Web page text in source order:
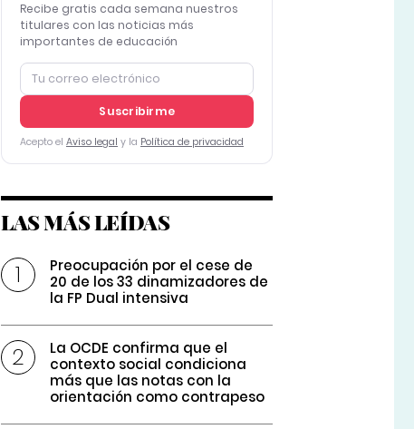
Recibe gratis cada semana nuestros
titulares con las noticias más
importantes de educación
Suscribirme
Acepto el Aviso legal y la Política de privacidad
LAS MÁS LEÍDAS
Preocupación por el cese de
20 de los 33 dinamizadores de
la FP Dual intensiva
La OCDE confirma que el
contexto social condiciona
más que las notas con la
orientación como contrapeso